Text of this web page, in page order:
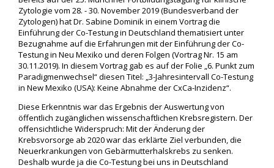
Zytologie vom 28. - 30. November 2019 (Bundesverband der
Zytologen) hat Dr. Sabine Dominik in einem Vortrag die
Einführung der Co-Testung in Deutschland thematisiert unter
Bezugnahme auf die Erfahrungen mit der Einführung der Co-
Testung in Neu Mexiko und deren Folgen (Vortrag Nr. 15 am
30.11.2019). In diesem Vortrag gab es auf der Folie „6. Punkt zum
Paradigmenwechsel“ diesen Titel: „3-Jahresintervall Co-Testung
in New Mexiko (USA): Keine Abnahme der CxCa-Inzidenz“.
Diese Erkenntnis war das Ergebnis der Auswertung von
öffentlich zugänglichen wissenschaftlichen Krebsregistern. Der
offensichtliche Widerspruch: Mit der Änderung der
Krebsvorsorge ab 2020 war das erklärte Ziel verbunden, die
Neuerkrankungen von Gebärmutterhalskrebs zu senken.
Deshalb wurde ja die Co-Testung bei uns in Deutschland